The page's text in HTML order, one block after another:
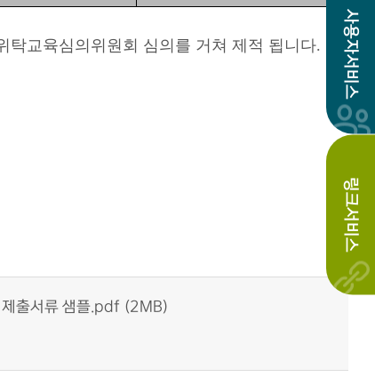
사용자서비스
링크서비스
탁교육심의위원회 심의를 거쳐 제적 됩니다.
출서류 샘플.pdf (2MB)